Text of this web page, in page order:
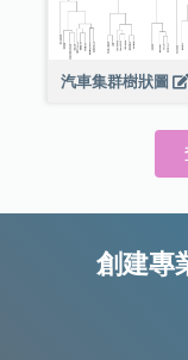
汽車集群樹狀圖
創建專